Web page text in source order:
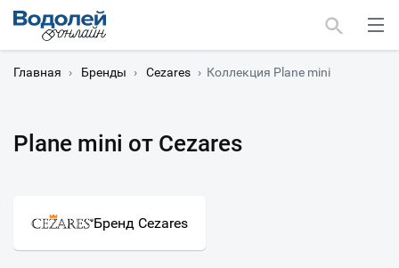
Главная › Бренды › Cezares › Коллекция Plane mini
Plane mini от Cezares
Бренд Cezares